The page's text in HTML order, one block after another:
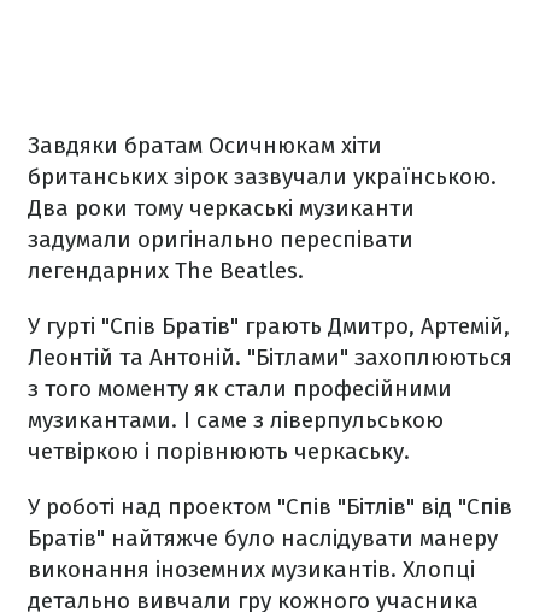
Завдяки братам Осичнюкам хіти
британських зірок зазвучали українською.
Два роки тому черкаські музиканти
задумали оригінально переспівати
легендарних The Beatles.
У гурті "Спів Братів" грають Дмитро, Артемій,
Леонтій та Антоній. "Бітлами" захоплюються
з того моменту як стали професійними
музикантами. І саме з ліверпульською
четвіркою і порівнюють черкаську.
У роботі над проектом "Спів "Бітлів" від "Спів
Братів" найтяжче було наслідувати манеру
виконання іноземних музикантів. Хлопці
детально вивчали гру кожного учасника